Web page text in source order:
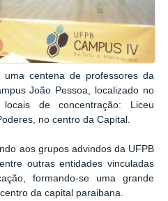
centena de professores da
João Pessoa, localizado no
de concentração: Liceu
no centro da Capital.
aos grupos advindos da UFPB
outras entidades vinculadas
formando-se uma grande
da capital paraibana.